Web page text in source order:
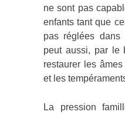
ne sont pas
enfants tant que
pas réglées
peut aussi, par le
restaurer les
et les
La pression